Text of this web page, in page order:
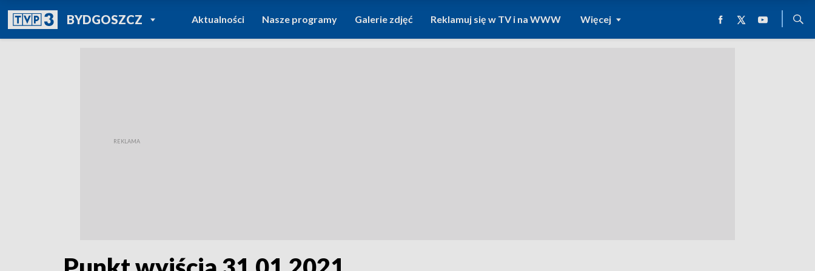
BYDGOSZCZPOWRÓT DO
TVP REGIONY
Aktualności Nasze programy Galerie zdjęć Reklamuj się w TV i na WWW Więcej